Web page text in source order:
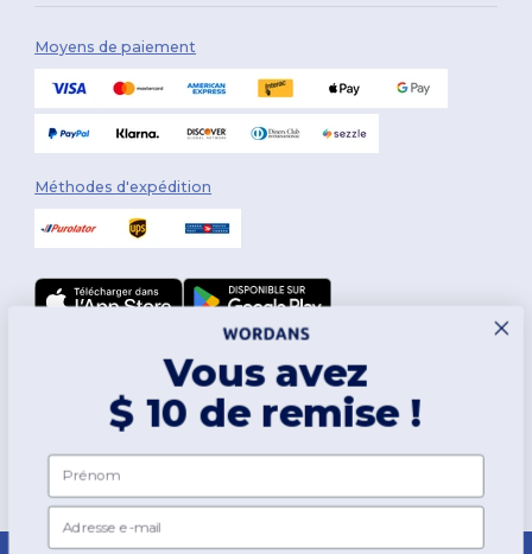
Moyens de paiement
Méthodes d'expédition
2026. Tous droits réservés
Conditions Générales
Confidentialité|Politique de Cookies|Plan du Site
Montréal|Laval|Québec|Gatineau|Hamilton|Toronto|Brampton
Vous avez
$ 10 de remise !
Prénom
Email